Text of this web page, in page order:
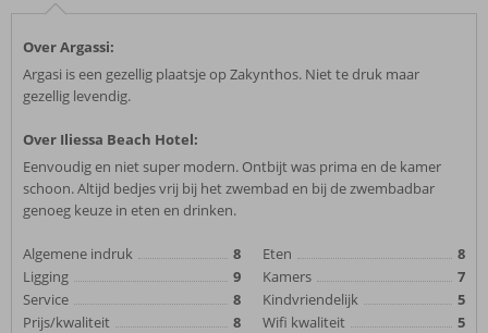
Over Argassi:
Argasi is een gezellig plaatsje op Zakynthos. Niet te druk maar
gezellig levendig.
Over Iliessa Beach Hotel:
Eenvoudig en niet super modern. Ontbijt was prima en de kamer
schoon. Altijd bedjes vrij bij het zwembad en bij de zwembadbar
genoeg keuze in eten en drinken.
Algemene indruk
8
Ligging
9
Service
8
Prijs/kwaliteit
8
Eten
8
Kamers
7
Kindvriendelijk
5
Wifi kwaliteit
5